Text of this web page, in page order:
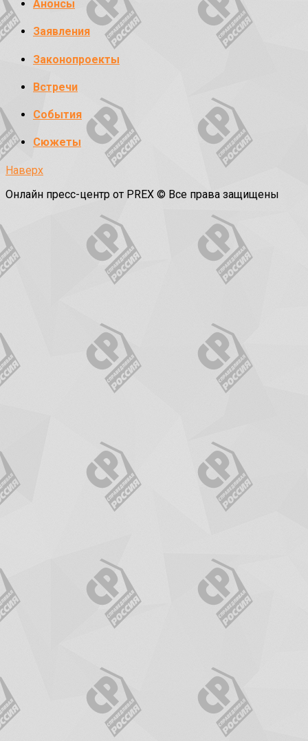
Анонсы
Заявления
Законопроекты
Встречи
События
Сюжеты
Наверх
Онлайн пресс-центр от PREX © Все права защищены